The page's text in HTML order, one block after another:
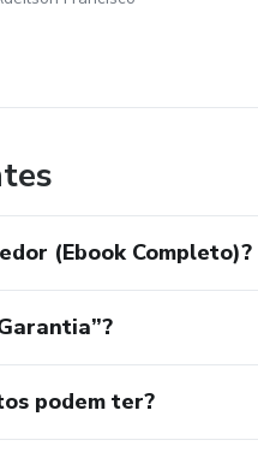
(Ebook Completo)?
podem ter?